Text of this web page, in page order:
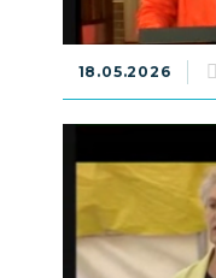
18.05.2026